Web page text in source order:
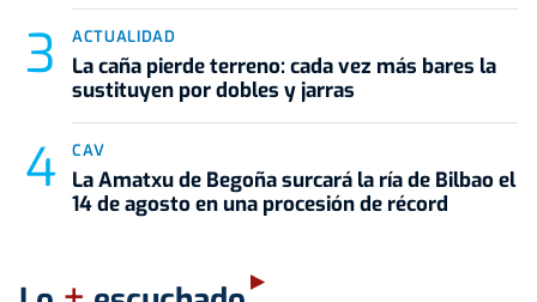
ACTUALIDAD
La caña pierde terreno: cada vez más bares la
sustituyen por dobles y jarras
CAV
La Amatxu de Begoña surcará la ría de Bilbao el
14 de agosto en una procesión de récord